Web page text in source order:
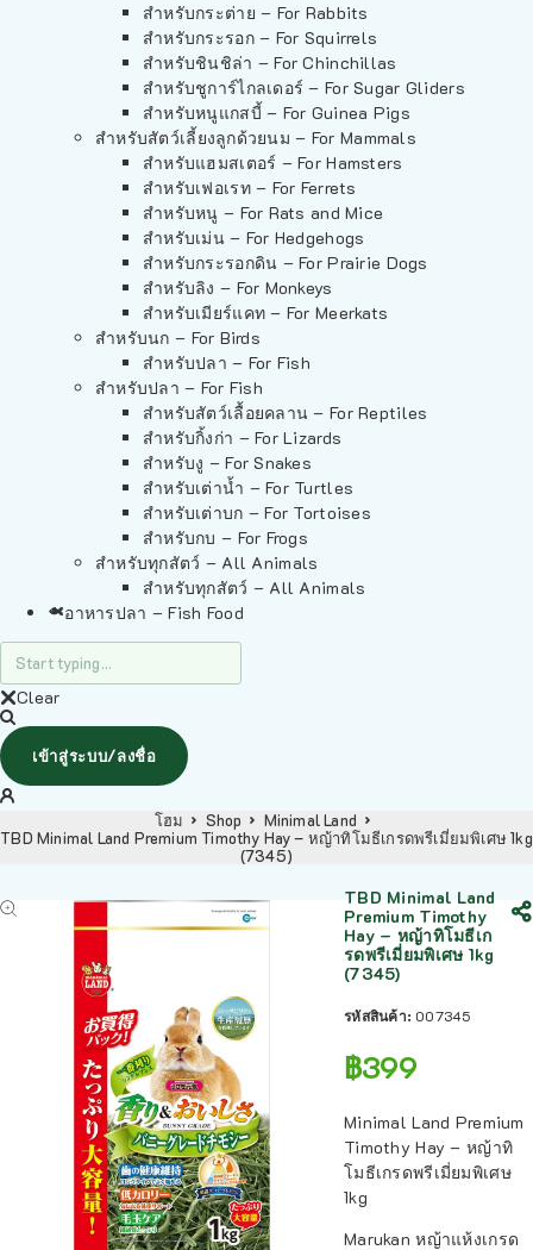
สำหรับกระต่าย – For Rabbits
สำหรับกระรอก – For Squirrels
สำหรับชินชิล่า – For Chinchillas
สำหรับชูการ์ไกลเดอร์ – For Sugar Gliders
สำหรับหนูแกสบี้ – For Guinea Pigs
สำหรับสัตว์เลี้ยงลูกด้วยนม – For Mammals
สำหรับแฮมสเตอร์ – For Hamsters
สำหรับเฟอเรท – For Ferrets
สำหรับหนู – For Rats and Mice
สำหรับเม่น – For Hedgehogs
สำหรับกระรอกดิน – For Prairie Dogs
สำหรับลิง – For Monkeys
สำหรับเมียร์แคท – For Meerkats
สำหรับนก – For Birds
สำหรับปลา – For Fish
สำหรับปลา – For Fish
สำหรับสัตว์เลื้อยคลาน – For Reptiles
สำหรับกิ้งก่า – For Lizards
สำหรับงู – For Snakes
สำหรับเต่าน้ำ – For Turtles
สำหรับเต่าบก – For Tortoises
สำหรับกบ – For Frogs
สำหรับทุกสัตว์ – All Animals
สำหรับทุกสัตว์ – All Animals
อาหารปลา – Fish Food
Clear
เข้าสู่ระบบ/ลงชื่อ
โฮม Shop
Minimal Land
TBD Minimal Land Premium Timothy Hay – หญ้าทิโมธีเกรดพรีเมี่ยมพิเศษ 1kg
(7345)
TBD Minimal Land
Premium Timothy
Hay – หญ้าทิโมธีเก
รดพรีเมี่ยมพิเศษ 1kg
(7345)
รหัสสินค้า: 007345
฿399
Minimal Land Premium
Timothy Hay – หญ้าทิ
โมธีเกรดพรีเมี่ยมพิเศษ
1kg
Marukan หญ้าแห้งเกรด